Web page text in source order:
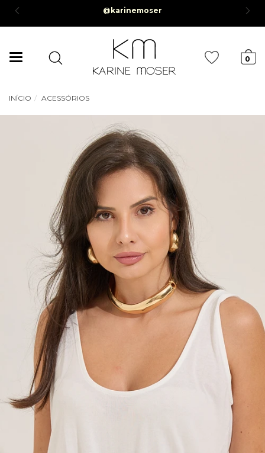
Parcelamento em até 6x sem juros *Parcela mínima de R$50,00*
Mudar
0
INÍCIO ACESSÓRIOS